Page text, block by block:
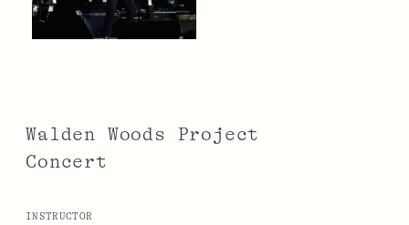
Walden Woods Project
Concert
INSTRUCTOR